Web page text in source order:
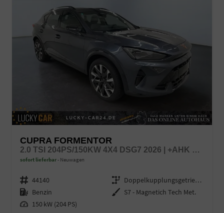
CUPRA FORMENTOR
2.0 TSI 204PS/150KW 4X4 DSG7 2026 | +AHK +UPGRADE-PAKET +IMMERSIVE +5-JAHRE ERW. GARANTIE
sofort lieferbar Neuwagen
Fahrzeugnr. 44140 Getriebe
Doppelkupplungsgetriebe (DSG)
Kraftstoff Benzin Außenfarbe S7 - Magnetich Tech Met.
Leistung 150 kW (204 PS)